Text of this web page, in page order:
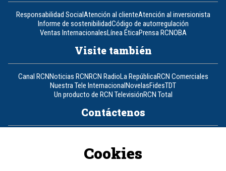
Responsabilidad SocialAtención al clienteAtención al inversionista
Informe de sostenibilidadCódigo de autorregulación
Ventas InternacionalesLínea ÉticaPrensa RCNOBA
Visite también
Canal RCNNoticias RCNRCN RadioLa RepúblicaRCN Comerciales
Nuestra Tele InternacionalNovelasFidesTDT
Un producto de RCN TelevisiónRCN Total
Contáctenos
Cookies